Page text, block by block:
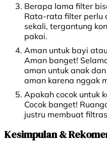
Berapa lama filter
Rata-rata filter perlu
sekali, tergantung
pakai.
Aman untuk bayi
Aman banget!
aman untuk anak
aman karena nggak
Apakah cocok untuk
Cocok banget!
justru membuat
Kesimpulan &